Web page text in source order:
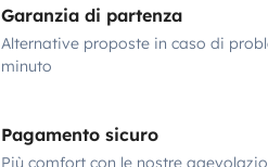
Garanzia di partenza
Alternative proposte in caso di
minuto
Pagamento sicuro
Più comfort con le nostre